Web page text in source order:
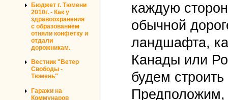
Бюджет г. Тюмени
2010г. - Как у
здравоохранения
с образованием
отняли конфетку и
отдали
дорожникам.
Вестник "Ветер
Свободы -
Тюмень"
Гаражи на
Коммунаров
каждую
обычной
ландшафта,
Канады или
будем
Предположим,